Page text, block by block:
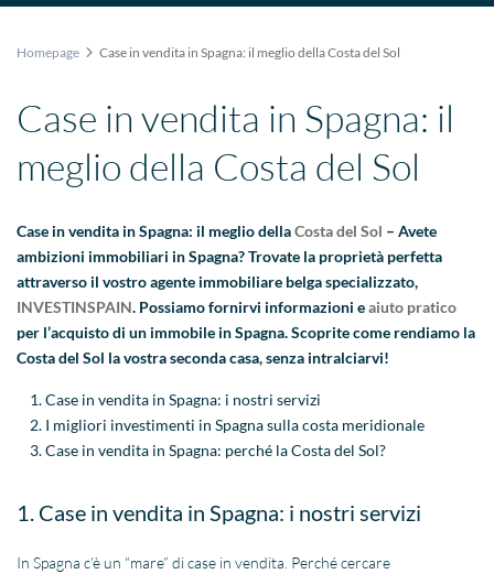
Homepage Case in vendita in Spagna: il meglio della Costa del Sol
Case in vendita in Spagna: il
meglio della Costa del Sol
Case in vendita in Spagna: il meglio dellaCosta del Sol – Avete
ambizioni immobiliari in Spagna? Trovate la proprietà perfetta
attraverso il vostro agente immobiliare belga specializzato,
INVESTINSPAIN. Possiamo fornirvi informazioni eaiuto pratico
per l’acquisto di un immobile in Spagna. Scoprite come rendiamo la
Costa del Sol la vostra seconda casa, senza intralciarvi!
Case in vendita in Spagna: i nostri servizi
I migliori investimenti in Spagna sulla costa meridionale
Case in vendita in Spagna: perché la Costa del Sol?
1. Case in vendita in Spagna: i nostri servizi
In Spagna c’è un “mare” di case in vendita. Perché cercare